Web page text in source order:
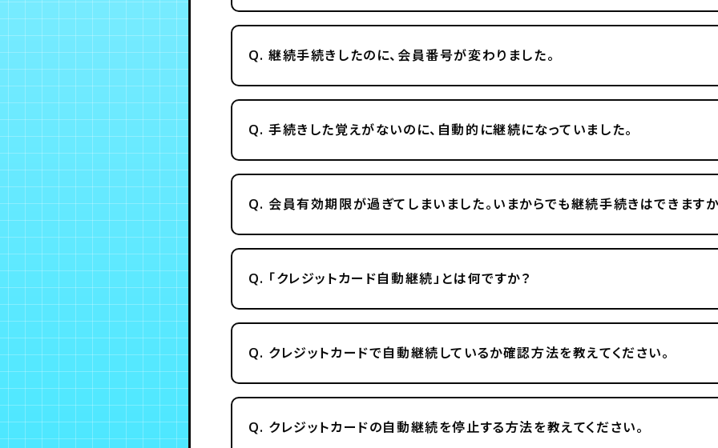
Q. 継続手続きしたのに、会員番号が変わりました。
Q. 手続きした覚えがないのに、自動的に継続になっていました。
Q. 会員有効期限が過ぎてしまいました。いまからでも継続手続きはできます
Q. 「クレジットカード自動継続」とは何ですか？
Q. クレジットカードで自動継続しているか確認方法を教えてください。
Q. クレジットカードの自動継続を停止する方法を教えてください。